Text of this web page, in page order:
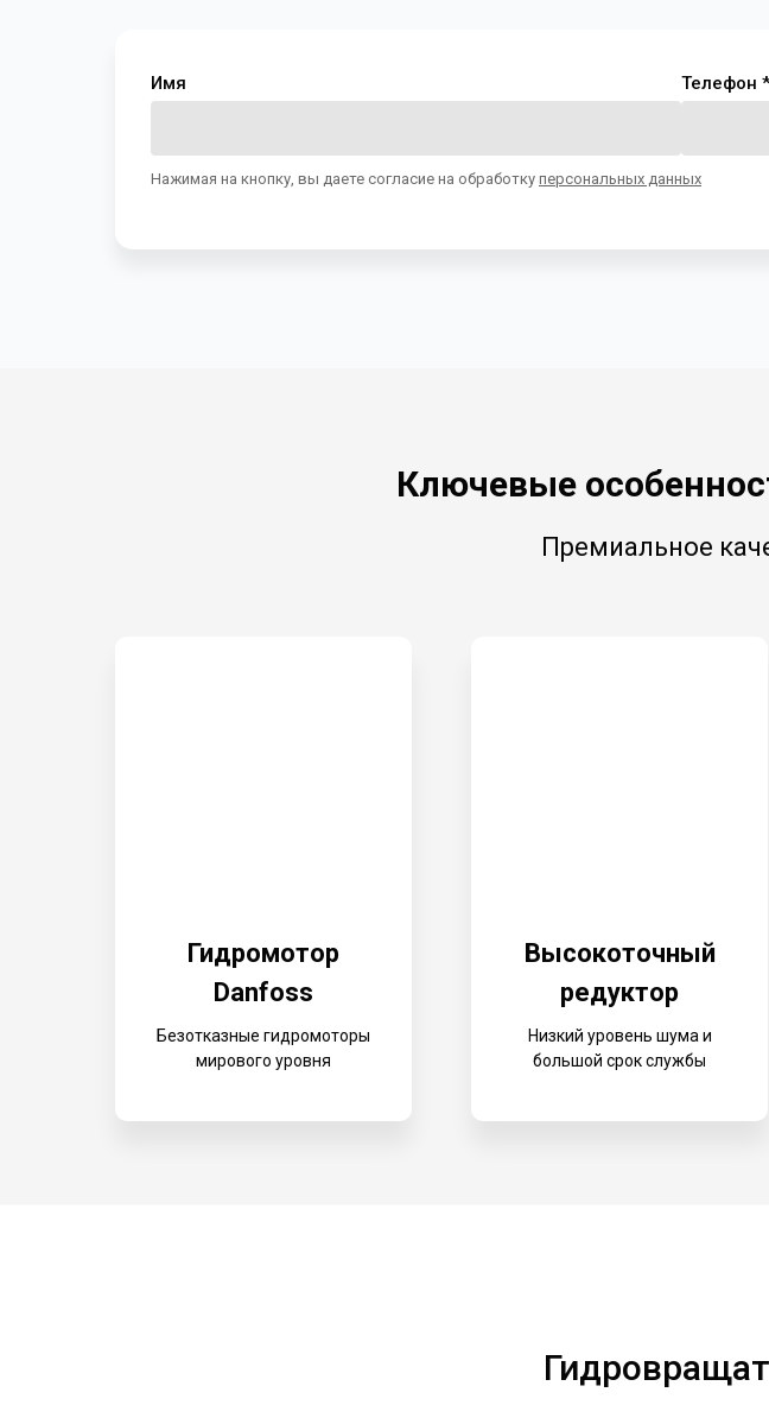
Имя Телефон *
Нажимая на кнопку, вы даете согласие на обработку персональных данных
Ключевые
Премиальное
Гидромотор
Danfoss
Безотказные гидромоторы
мирового уровня
Высокоточный
редуктор
Низкий уровень шума и
большой срок службы